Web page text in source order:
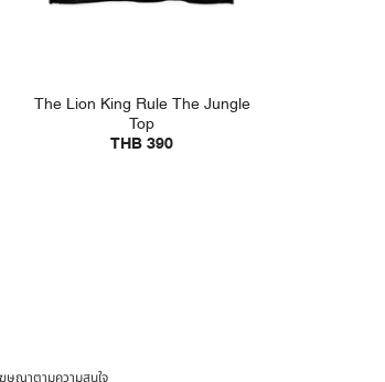
The Lion King Rule The Jungle
Top
THB 390
ษณาตามความสนใจ